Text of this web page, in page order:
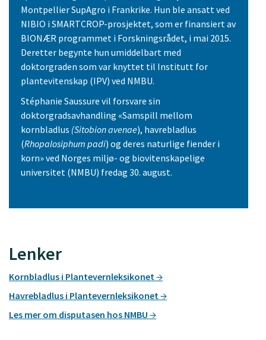
Montpellier SupAgro i Frankrike. Hun ble ansatt ved
NIBIO i SMARTCROP-prosjektet, som er finansiert av
BIONÆR programmet i Forskningsrådet, i mai 2015.
Deretter begynte hun umiddelbart med
doktorgraden som var knyttet til Institutt for
plantevitenskap (IPV) ved NMBU.
Stéphanie Saussure vil forsvare sin
doktorgradsavhandling «Samspill mellom
kornbladlus (Sitobion avenae), havrebladlus
(Rhopalosiphum padi) og deres naturlige fiender i
korn» ved Norges miljø- og biovitenskapelige
universitet (NMBU) fredag 30. august.
Lenker
Kornbladlus i Plantevernleksikonet
Havrebladlus i Plantevernleksikonet
Les mer om disputasen hos NMBU